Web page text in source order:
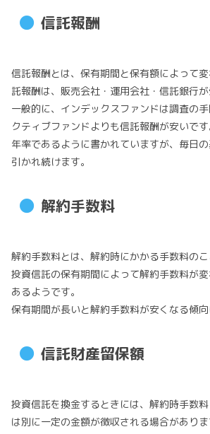
信託報酬
信託報酬とは、保有期間と保有額によって
託報酬は、販売会社・運用会社・信託銀行が
一般的に、インデックスファンドは調査の
クティブファンドよりも信託報酬が安いです
年率であるように書かれていますが、毎日
引かれ続けます。
解約手数料
解約手数料とは、解約時にかかる手数料のこ
投資信託の保有期間によって解約手数料が
あるようです。
保有期間が長いと解約手数料が安くなる傾向
信託財産留保額
投資信託を換金するときには、解約時手数
は別に一定の金額が徴収される場合があり